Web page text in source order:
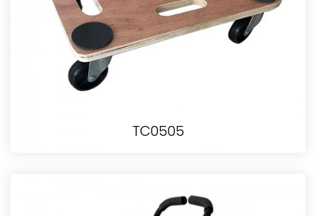
TC0505